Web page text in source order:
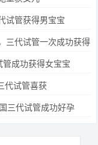
试管获得男宝宝
三代试管一次成功获得
成功获得女宝宝
代试管喜获
三代试管成功好孕